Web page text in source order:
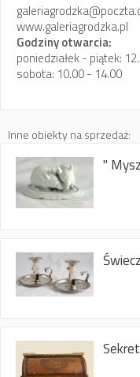
www.galeriagrodzka.pl
Godziny otwarcia:
poniedziałek - piątek:
sobota: 10.00 - 14.00
Inne obiekty na sprzedaż:
"